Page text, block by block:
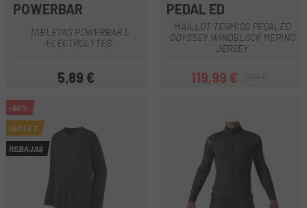
POWERBAR
TABLETAS POWERBAR 5
ELECTROLYTES
Precio
5,89 €
PEDAL ED
MAILLOT TERMICO PEDALED
ODYSSEY WINDBLOCK MERINO
JERSEY
Precio
119,99 €Precio regular
-60%
OUTLET
REBAJAS